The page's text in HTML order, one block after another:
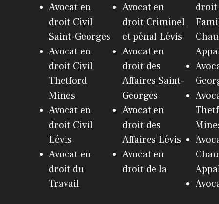
Avocat en
droit Civil
Saint-Georges
Avocat en
droit Civil
Thetford
Mines
Avocat en
droit Civil
Lévis
Avocat en
droit du
Travail
Avocat en
droit Criminel
et pénal Lévis
Avocat en
droit des
Affaires Saint-
Georges
Avocat en
droit des
Affaires Lévis
Avocat en
droit de la
droit